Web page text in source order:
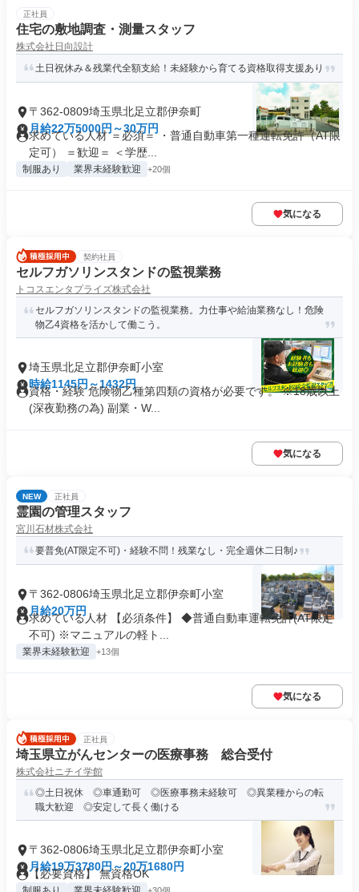
正社員
住宅の敷地調査・測量スタッフ
株式会社日向設計
土日祝休み＆残業代全額支給！未経験から育てる資格取得支援あり
〒362-0809埼玉県北足立郡伊奈町
月給22万5000円～30万円
求めている人材 ＝必須＝ ・普通自動車第一種運転免許（AT限
定可） ＝歓迎＝ ＜学歴...
制服あり 業界未経験歓迎 +20個
気になる
契約社員
セルフガソリンスタンドの監視業務
トコスエンタプライズ株式会社
セルフガソリンスタンドの監視業務。力仕事や給油業務なし！危険
物乙4資格を活かして働こう。
埼玉県北足立郡伊奈町小室
時給1145円～1432円
資格・経験 危険物乙種第四類の資格が必要です。 ※18歳以上
(深夜勤務の為) 副業・W...
気になる
NEW 正社員
霊園の管理スタッフ
宮川石材株式会社
要普免(AT限定不可)・経験不問！残業なし・完全週休二日制♪
〒362-0806埼玉県北足立郡伊奈町小室
月給20万円
求めている人材 【必須条件】 ◆普通自動車運転免許(AT限定
不可) ※マニュアルの軽ト...
業界未経験歓迎 +13個
気になる
正社員
埼玉県立がんセンターの医療事務 総合受付
株式会社ニチイ学館
◎土日祝休 ◎車通勤可 ◎医療事務未経験可 ◎異業種からの転
職大歓迎 ◎安定して長く働ける
〒362-0806埼玉県北足立郡伊奈町小室
月給19万3780円～20万1680円
【必要資格】 無資格OK